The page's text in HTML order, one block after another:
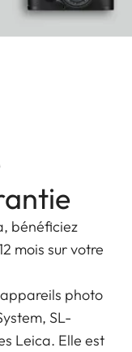
bénéficiez
mois sur votre
photo
SL-
Leica. Elle est